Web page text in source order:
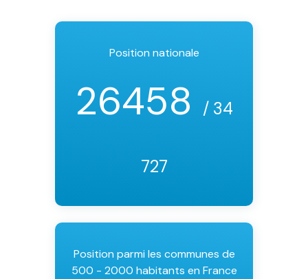
Position nationale
26458 / 34
727
Position parmi les communes de
500 - 2000 habitants en France